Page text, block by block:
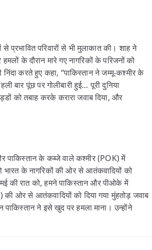
परिवारों से भी मुलाकात की। शाह ने
के दौरान मारे गए नागरिकों के परिजनों को
निंदा करते हुए कहा, “पाकिस्तान ने जम्मू-कश्मीर के
बार पूंछ पर गोलीबारी हुई… पूरी दुनिया
को तबाह करके करारा जवाब दिया, और
पाकिस्तान के कब्जे वाले कश्मीर (POK) में
भारत के नागरिकों की ओर से आतंकवादियों को
की रात को, हमने पाकिस्तान और पीओके में
ओर से आतंकवादियों को दिया गया मुंहतोड़ जवाब
ने इसे खुद पर हमला माना। उन्होंने